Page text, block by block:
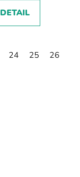
DETAIL
24 25 26